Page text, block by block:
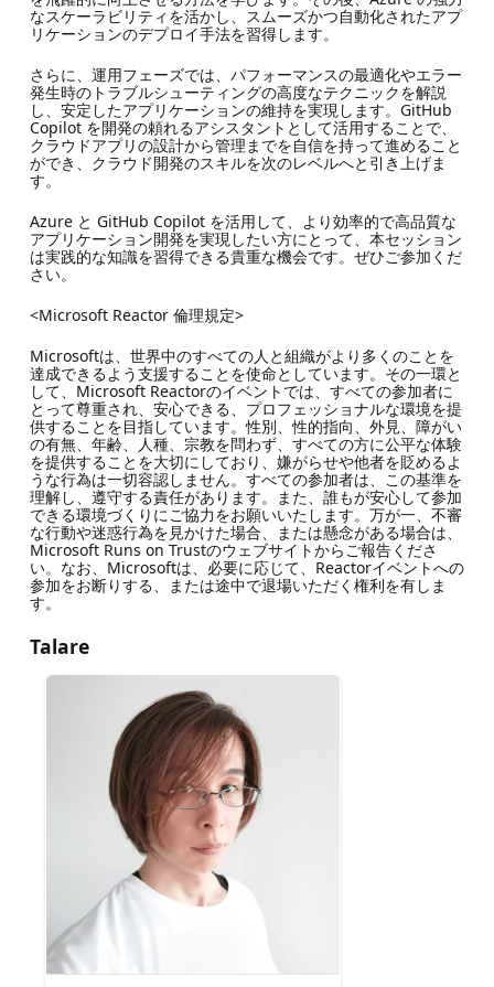
なスケーラビリティを活かし、スムーズかつ自動化されたアプ
リケーションのデプロイ手法を習得します。
さらに、運用フェーズでは、パフォーマンスの最適化やエラー
発生時のトラブルシューティングの高度なテクニックを解説
し、安定したアプリケーションの維持を実現します。GitHub
Copilot を開発の頼れるアシスタントとして活用することで、
クラウドアプリの設計から管理までを自信を持って進めること
ができ、クラウド開発のスキルを次のレベルへと引き上げま
す。
Azure と GitHub Copilot を活用して、より効率的で高品質な
アプリケーション開発を実現したい方にとって、本セッション
は実践的な知識を習得できる貴重な機会です。ぜひご参加くだ
さい。
<Microsoft Reactor 倫理規定>
Microsoftは、世界中のすべての人と組織がより多くのことを
達成できるよう支援することを使命としています。その一環と
して、Microsoft Reactorのイベントでは、すべての参加者に
とって尊重され、安心できる、プロフェッショナルな環境を提
供することを目指しています。性別、性的指向、外見、障がい
の有無、年齢、人種、宗教を問わず、すべての方に公平な体験
を提供することを大切にしており、嫌がらせや他者を貶めるよ
うな行為は一切容認しません。すべての参加者は、この基準を
理解し、遵守する責任があります。また、誰もが安心して参加
できる環境づくりにご協力をお願いいたします。万が一、不審
な行動や迷惑行為を見かけた場合、または懸念がある場合は、
Microsoft Runs on Trustのウェブサイトからご報告くださ
い。なお、Microsoftは、必要に応じて、Reactorイベントへの
参加をお断りする、または途中で退場いただく権利を有しま
す。
Talare